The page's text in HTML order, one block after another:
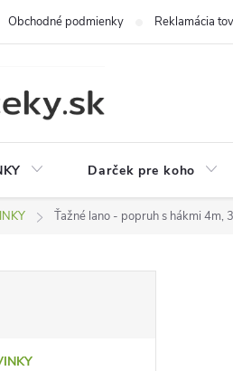
Obchodné podmienky Reklamácia
Darček pre koho
Ťažné lano - popruh s hákmi 4m,